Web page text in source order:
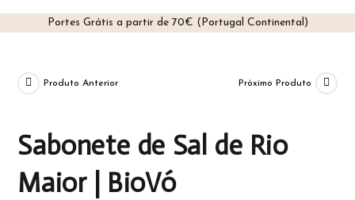
Portes Grátis a partir de 70€ (Portugal Continental)
content
Produto Anterior Próximo Produto
Sabonete de Sal de Rio
Maior | BioVó